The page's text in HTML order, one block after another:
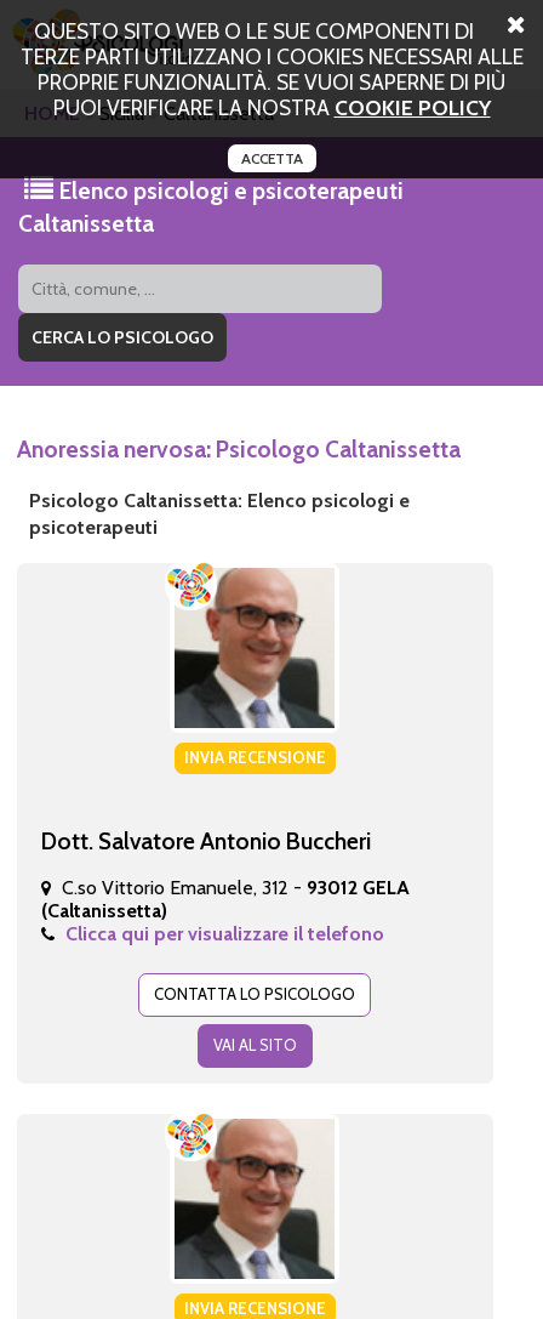
QUESTO SITO WEB O LE SUE COMPONENTI DI
TERZE PARTI UTILIZZANO I COOKIES NECESSARI ALLE
PROPRIE FUNZIONALITÀ. SE VUOI SAPERNE DI PIÙ
PUOI VERIFICARE LA NOSTRA COOKIE POLICY
ACCETTA
HOME Sicilia Caltanissetta
Elenco psicologi e psicoterapeuti
Caltanissetta
Anoressia nervosa: Psicologo Caltanissetta
Psicologo Caltanissetta: Elenco psicologi e
psicoterapeuti
INVIA RECENSIONE
Dott. Salvatore Antonio Buccheri
C.so Vittorio Emanuele, 312 - 93012 GELA
(Caltanissetta)
Clicca qui per visualizzare il telefono
CONTATTA LO PSICOLOGO
VAI AL SITO
INVIA RECENSIONE